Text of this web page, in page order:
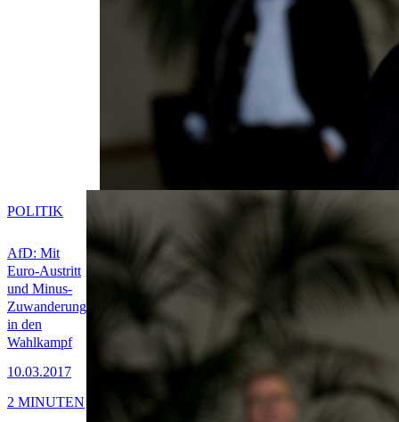
AfD: Mit
Euro-Austritt
und Minus-
Zuwanderung
in den
Wahlkampf
10.03.2017
POLITIK
2 MINUTEN